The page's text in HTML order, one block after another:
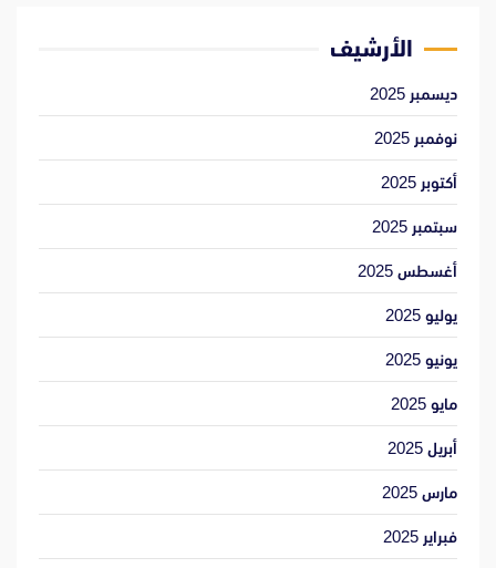
الأرشيف
ديسمبر 2025
نوفمبر 2025
أكتوبر 2025
سبتمبر 2025
أغسطس 2025
يوليو 2025
يونيو 2025
مايو 2025
أبريل 2025
مارس 2025
فبراير 2025